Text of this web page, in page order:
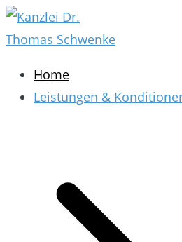
Zum
Inhalt
Kanzlei Dr. Thomas Schwenke
Rechtsberatung für
Marketing, E-Commerce &
Home
Leistungen &